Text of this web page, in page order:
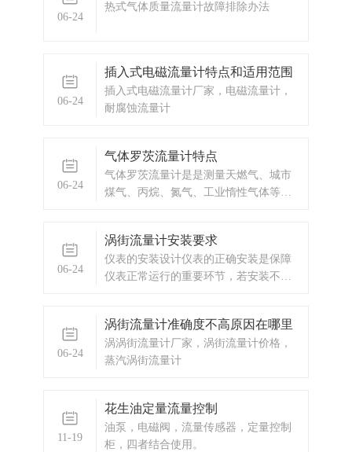
计量仪表出现多样化的发展，气体罗茨
06-24
热式气体质量流量计故障排除办法
06-24
插入式电磁流量计特点和适用范围
插入式电磁流量计厂家，电磁流量计，
耐腐蚀流量计
06-24
气体罗茨流量计特点
气体罗茨流量计是是测量天燃气、城市
煤气、丙烷、氮气、工业惰性气体等非
06-24
涡街流量计安装要求
仪表的安装设计仪表的正确安装是保障
仪表正常运行的重要环节，若安装不
表。
06-24
涡街流量计准确度不高原因在哪里
涡涡街流量计厂家，涡街流量计价格，
蒸汽涡街流量计
11-19
花生油定量流量控制
油泵，电磁阀，流量传感器，定量控制
柜，四者结合使用。